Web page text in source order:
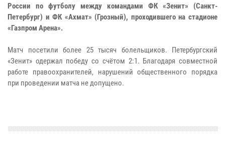
России по футболу между командами ФК «Зенит» (Санкт-
Петербург) и ФК «Ахмат» (Грозный), проходившего на стадионе
«Газпром Арена».
Матч посетили более 25 тысяч болельщиков. Петербургский
«Зенит» одержал победу со счётом 2:1. Благодаря совместной
работе правоохранителей, нарушений общественного порядка
при проведении матча не допущено.